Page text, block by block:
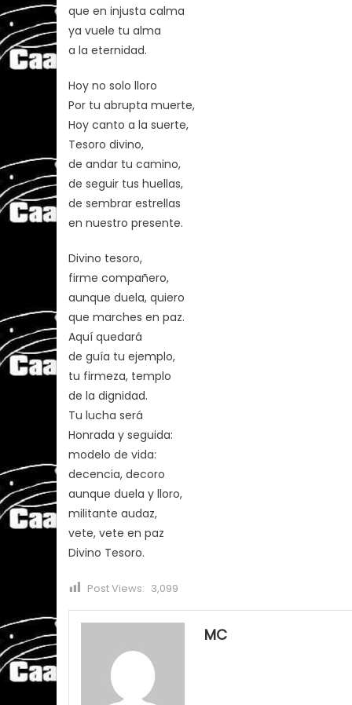
que en injusta calma
ya vuele tu alma
a la eternidad.
Hoy no solo lloro
Por tu abrupta muerte,
Hoy canto a la suerte,
Tesoro divino,
de andar tu camino,
de seguir tus huellas,
de sembrar estrellas
en nuestro presente.
Divino tesoro,
firme compañero,
aunque duela, quiero
que marches en paz.
Aquí quedará
de guía tu ejemplo,
tu firmeza, templo
de la dignidad.
Tu lucha será
Honrada y seguida:
modelo de vida:
decencia, decoro
aunque duela y lloro,
militante audaz,
vete, vete en paz
Divino Tesoro.
Post Views: 3,099
MC